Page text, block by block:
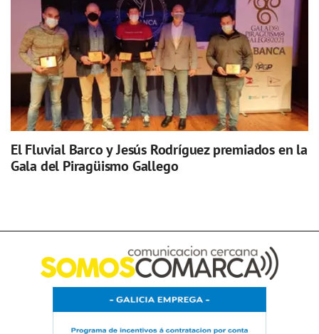
El Fluvial Barco y Jesús Rodríguez premiados en la
Gala del Piragüismo Gallego